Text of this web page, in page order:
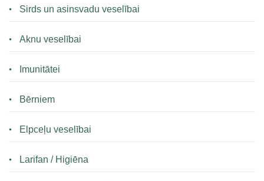
Sirds un asinsvadu veselībai
Aknu veselībai
Imunitātei
Bērniem
Elpceļu veselībai
Larifan / Higiēna